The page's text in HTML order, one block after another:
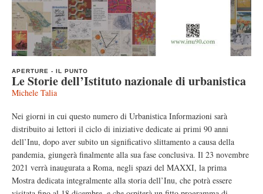
APERTURE - IL PUNTO
Le Storie dell’Istituto nazionale di urbanistica
Michele Talia
Nei giorni in cui questo numero di Urbanistica Informazioni sarà
distribuito ai lettori il ciclo di iniziative dedicate ai primi 90 anni
dell’Inu, dopo aver subito un significativo slittamento a causa della
pandemia, giungerà finalmente alla sua fase conclusiva. Il 23 novembre
2021 verrà inaugurata a Roma, negli spazi del MAXXI, la prima
Mostra dedicata integralmente alla storia dell’Inu, che potrà essere